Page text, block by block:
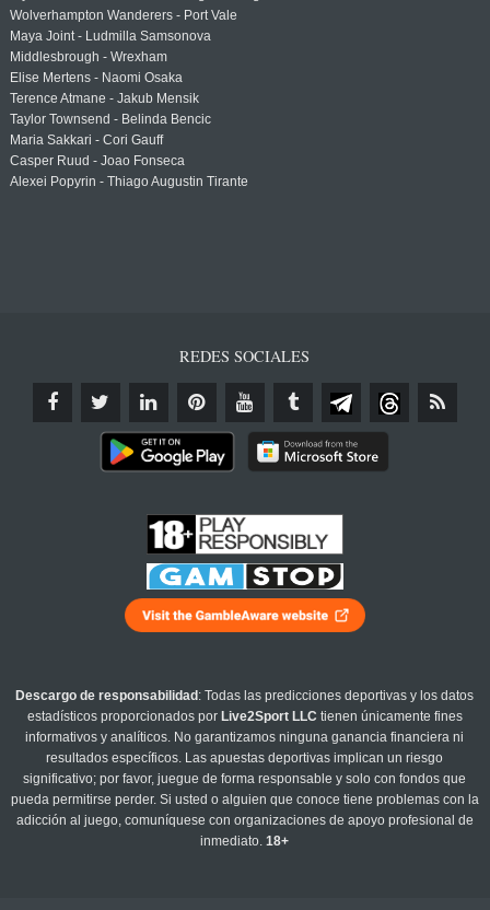
Wolverhampton Wanderers - Port Vale
Maya Joint - Ludmilla Samsonova
Middlesbrough - Wrexham
Elise Mertens - Naomi Osaka
Terence Atmane - Jakub Mensik
Taylor Townsend - Belinda Bencic
Maria Sakkari - Cori Gauff
Casper Ruud - Joao Fonseca
Alexei Popyrin - Thiago Augustin Tirante
REDES SOCIALES
Descargo de responsabilidad : Todas las predicciones deportivas y los datos
estadísticos proporcionados por Live2Sport LLC tienen únicamente fines
informativos y analíticos. No garantizamos ninguna ganancia financiera ni
resultados específicos. Las apuestas deportivas implican un riesgo
significativo; por favor, juegue de forma responsable y solo con fondos que
pueda permitirse perder. Si usted o alguien que conoce tiene problemas con la
adicción al juego, comuníquese con organizaciones de apoyo profesional de
inmediato.18+